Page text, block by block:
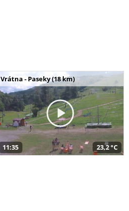
Vrátna - Paseky (18 km)
11:35 23,2 °C